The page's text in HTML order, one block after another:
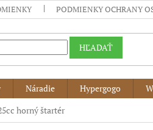
PODMIENKY OCHRANY
HĽADAŤ
Náradie Hypergogo
horný štartér